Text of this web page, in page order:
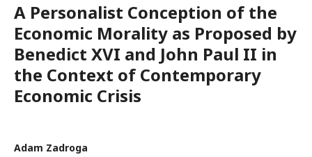
A Personalist Conception of the
Economic Morality as Proposed by
Benedict XVI and John Paul II in
the Context of Contemporary
Economic Crisis
Adam Zadroga